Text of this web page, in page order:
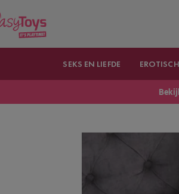
SEKS EN LIEFDE